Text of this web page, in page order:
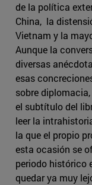
de la política
China, la
Vietnam y la
Aunque la
diversas
esas
sobre
el subtítulo del
leer la
la que el propio
esta ocasión se
periodo histórico
quedar ya muy